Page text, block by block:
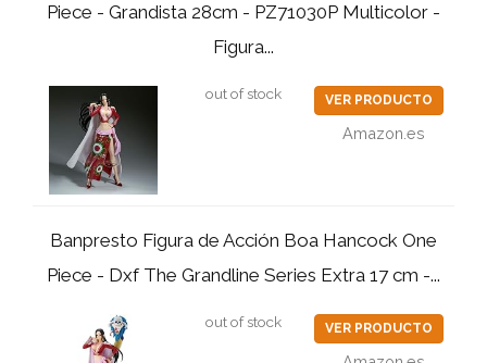
Piece - Grandista 28cm - PZ71030P Multicolor -
Figura...
out of stock VER PRODUCTO
Amazon.es
Banpresto Figura de Acción Boa Hancock One
Piece - Dxf The Grandline Series Extra 17 cm -...
out of stock VER PRODUCTO